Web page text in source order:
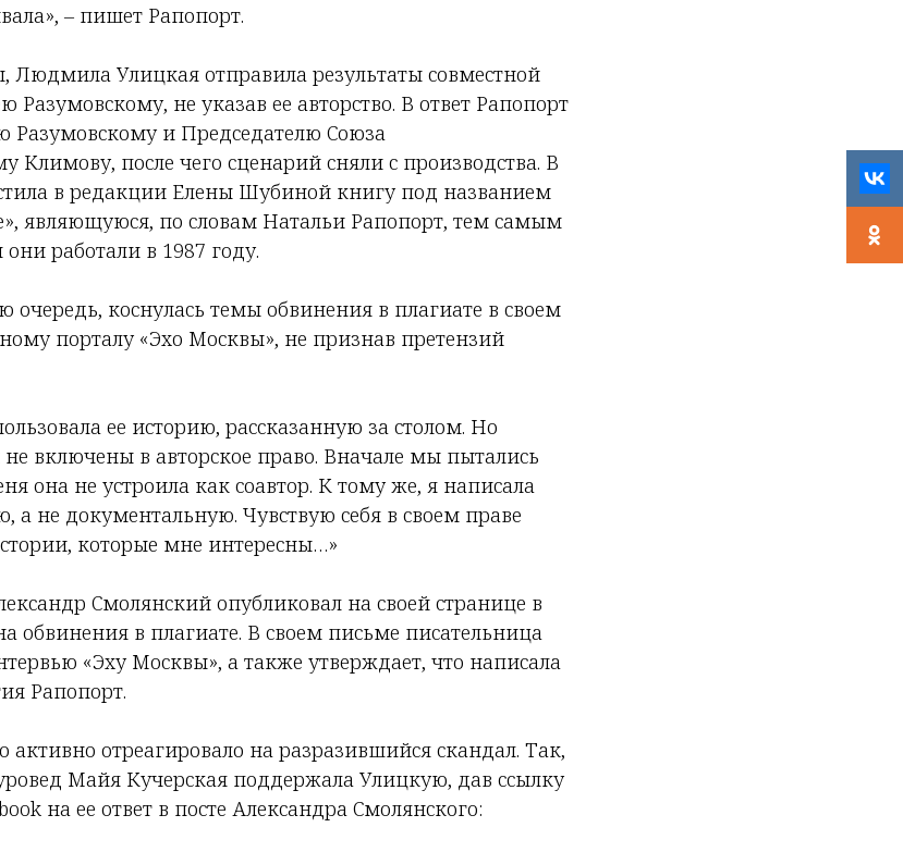
– пишет Рапопорт.
Людмила Улицкая отправила результаты совместной
Разумовскому, не указав ее авторство. В ответ Рапопорт
Разумовскому и Председателю Союза
Климову, после чего сценарий сняли с производства. В
в редакции Елены Шубиной книгу под названием
являющуюся, по словам Натальи Рапопорт, тем самым
работали в 1987 году.
коснулась темы обвинения в плагиате в своем
порталу «Эхо Москвы», не признав претензий
ее историю, рассказанную за столом. Но
не включены в авторское право. Вначале мы пытались
она не устроила как соавтор. К тому же, я написала
а не документальную. Чувствую себя в своем праве
которые мне интересны…»
Смолянский опубликовал на своей странице в
обвинения в плагиате. В своем письме писательница
«Эху Москвы», а также утверждает, что написала
Рапопорт.
активно отреагировало на разразившийся скандал. Так,
Майя Кучерская поддержала Улицкую, дав ссылку
на ее ответ в посте Александра Смолянского: